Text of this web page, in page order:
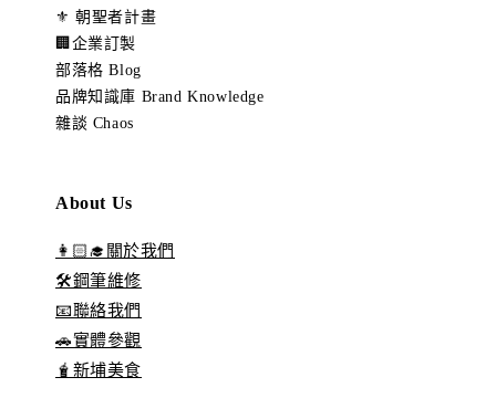
⚜️ 朝聖者計畫
🏢企業訂製
部落格 Blog
品牌知識庫 Brand Knowledge
雜談 Chaos
About Us
👩🏻‍🎓關於我們
🛠️鋼筆維修
📧聯絡我們
🚗實體參觀
🧋新埔美食